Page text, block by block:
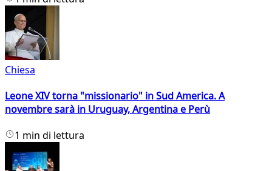
Chiesa
Leone XIV torna "missionario" in Sud America. A
novembre sarà in Uruguay, Argentina e Perù
1 min di lettura